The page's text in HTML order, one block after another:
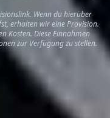
Wenn du hierüber
erhalten wir eine Provision.
Kosten. Diese Einnahmen
zur Verfügung zu stellen.